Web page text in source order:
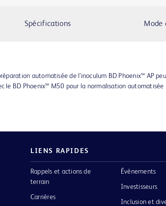
Spécifications Mode
automatisée de l’inoculum BD Phoenix™ AP
le BD Phoenix™ M50 pour la normalisation automatisée
LIENS RAPIDES
Rappels et actions de
terrain
Carrières
Événements
Investisseurs
Inclusion et